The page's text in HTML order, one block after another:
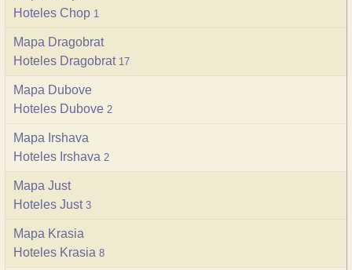
Hoteles Chop 1
Mapa Dragobrat
Hoteles Dragobrat 17
Mapa Dubove
Hoteles Dubove 2
Mapa Irshava
Hoteles Irshava 2
Mapa Just
Hoteles Just 3
Mapa Krasia
Hoteles Krasia 8